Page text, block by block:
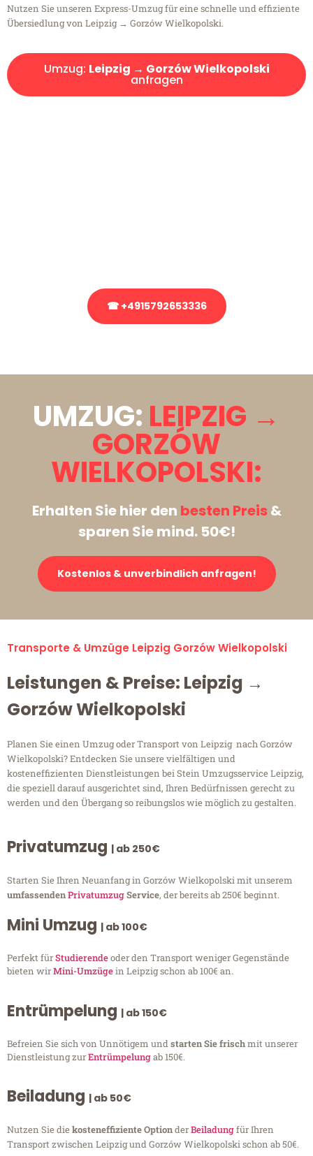
Nutzen Sie unseren Express-Umzug für eine schnelle und effiziente
Übersiedlung von Leipzig → Gorzów Wielkopolski.
Umzug: Leipzig → Gorzów Wielkopolski
anfragen
☎ +4915792653336
UMZUG: LEIPZIG →
GORZÓW
WIELKOPOLSKI:
Erhalten Sie hier den besten Preis&
sparen Sie mind. 50€!
Kostenlos & unverbindlich anfragen!
Transporte & Umzüge Leipzig Gorzów Wielkopolski
Leistungen & Preise: Leipzig →
Gorzów Wielkopolski
Planen Sie einen Umzug oder Transport von Leipzig nach Gorzów
Wielkopolski? Entdecken Sie unsere vielfältigen und
kosteneffizienten Dienstleistungen bei Stein Umzugsservice Leipzig,
die speziell darauf ausgerichtet sind, Ihren Bedürfnissen gerecht zu
werden und den Übergang so reibungslos wie möglich zu gestalten.
Privatumzug | ab 250€
Starten Sie Ihren Neuanfang in Gorzów Wielkopolski mit unserem
umfassendenPrivatumzugService, der bereits ab 250€ beginnt.
Mini Umzug | ab 100€
Perfekt fürStudierendeoder den Transport weniger Gegenstände
bieten wirMini-Umzügein Leipzig schon ab 100€ an.
Entrümpelung | ab 150€
Befreien Sie sich von Unnötigem undstarten Sie frischmit unserer
Dienstleistung zurEntrümpelungab 150€.
Beiladung | ab 50€
Nutzen Sie diekosteneffiziente OptionderBeiladungfür Ihren
Transport zwischen Leipzig und Gorzów Wielkopolski schon ab 50€.